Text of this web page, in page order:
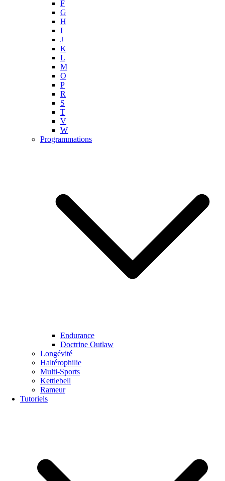
F
G
H
I
J
K
L
M
O
P
R
S
T
V
W
Programmations
Endurance
Doctrine Outlaw
Longévité
Haltérophilie
Multi-Sports
Kettlebell
Rameur
Tutoriels